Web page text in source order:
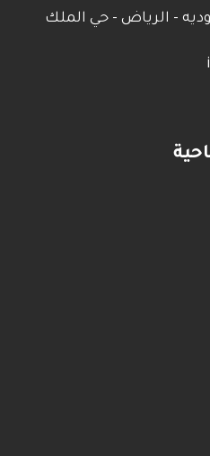
- الرياض - حي الملك